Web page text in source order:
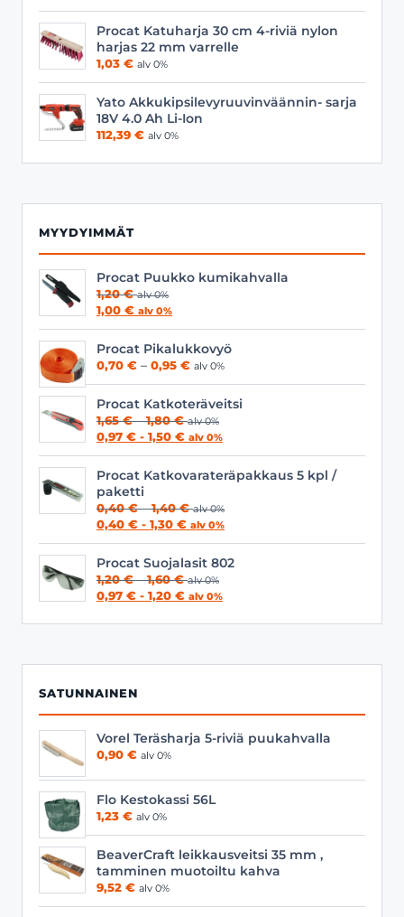
Procat Katuharja 30 cm 4-riviä nylon
harjas 22 mm varrelle
1,03 € alv 0%
Yato Akkukipsilevyruuvinväännin- sarja
18V 4.0 Ah Li-Ion
112,39 € alv 0%
MYYDYIMMÄT
Procat Puukko kumikahvalla
1,20€ alv 0%
1,00 € alv 0%
Procat Pikalukkovyö
0,70 € – 0,95 €Hintaluokka:
0,95 €
alv 0%
Procat Katkoteräveitsi
1,65€ – 1,80€Hintaluokka:
1,65 €
1,80 €
alv 0%
0,97 € - 1,50 € alv 0%
Procat Katkovarateräpakkaus 5 kpl /
paketti
0,40€ – 1,40€Hintaluokka:
0,40 €
1,40 €
alv 0%
0,40 € - 1,30 € alv 0%
Procat Suojalasit 802
1,20€ – 1,60€Hintaluokka:
1,20 €
1,60 €
alv 0%
0,97 € - 1,20 € alv 0%
SATUNNAINEN
Vorel Teräsharja 5-riviä puukahvalla
0,90 € alv 0%
Flo Kestokassi 56L
1,23 € alv 0%
BeaverCraft leikkausveitsi 35 mm ,
tamminen muotoiltu kahva
9,52 € alv 0%